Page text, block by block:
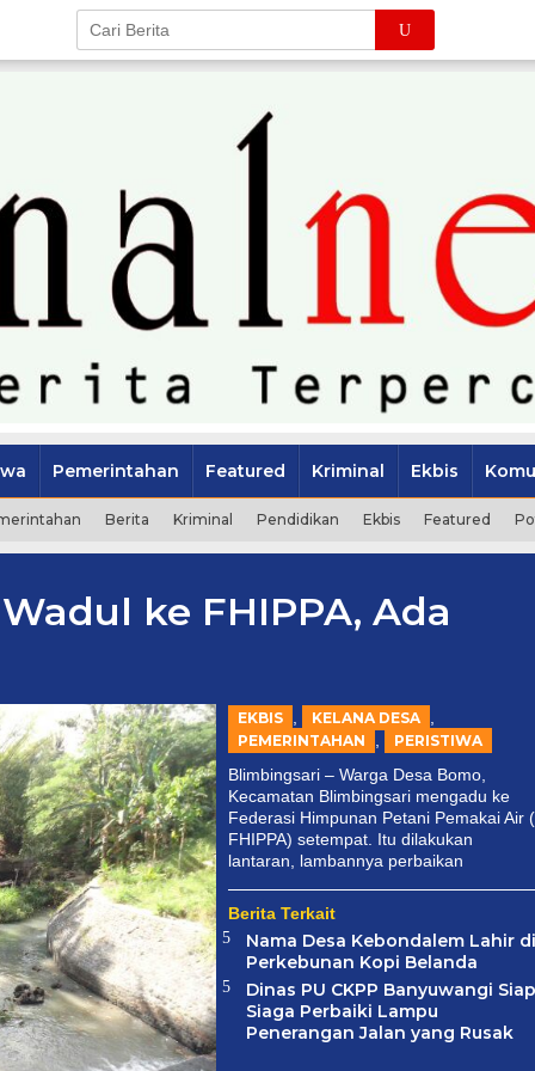
Pemerintahan Featured Kriminal Ekbis
Berita Kriminal Pendidikan Ekbis Featured
ke FHIPPA, Ada
EKBIS KELANA DESA
PEMERINTAHAN PERISTIWA
Blimbingsari – Warga Desa Bomo,
Kecamatan Blimbingsari mengadu ke
Federasi Himpunan Petani Pemakai Air (
FHIPPA) setempat. Itu dilakukan
lantaran, lambannya perbaikan
Berita Terkait
Nama Desa Kebondalem Lahir di
Perkebunan Kopi Belanda
Dinas PU CKPP Banyuwangi Siap
Siaga Perbaiki Lampu
Penerangan Jalan yang Rusak
PT. BSI Berhasil
Dua Lagu Karya Pangdam
Drama Adu Penalti!
Wongsotuwo FC